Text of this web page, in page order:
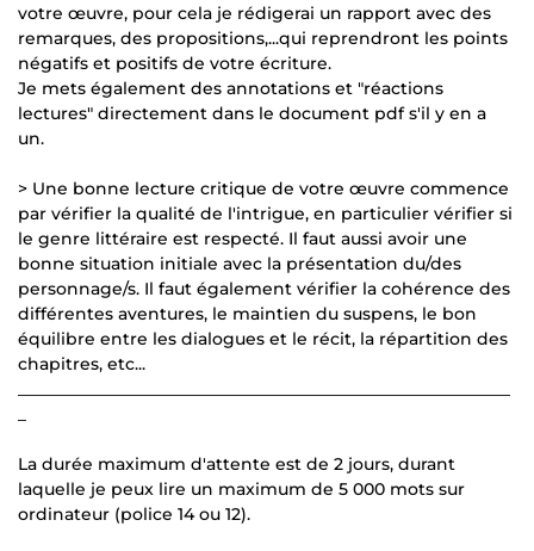
votre œuvre, pour cela je rédigerai un rapport avec des
remarques, des propositions,...qui reprendront les points
négatifs et positifs de votre écriture.
Je mets également des annotations et "réactions
lectures" directement dans le document pdf s'il y en a
un.
> Une bonne lecture critique de votre œuvre commence
par vérifier la qualité de l'intrigue, en particulier vérifier si
le genre littéraire est respecté. Il faut aussi avoir une
bonne situation initiale avec la présentation du/des
personnage/s. Il faut également vérifier la cohérence des
différentes aventures, le maintien du suspens, le bon
équilibre entre les dialogues et le récit, la répartition des
chapitres, etc...
La durée maximum d'attente est de 2 jours, durant
laquelle je peux lire un maximum de 5 000 mots sur
ordinateur (police 14 ou 12).